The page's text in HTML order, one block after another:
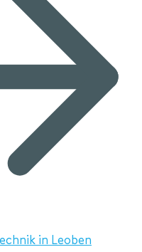
in Leoben